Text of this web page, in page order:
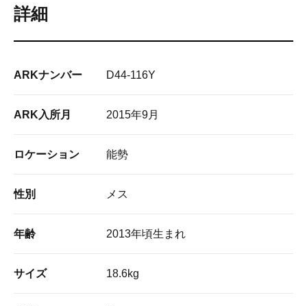
詳細
ARKナンバー D44-116Y
ARK入所月 2015年9月
ロケーション 能勢
性別 メス
年齢 2013年頃生まれ
サイズ 18.6kg